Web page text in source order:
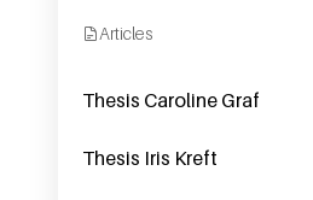
Articles
Thesis Caroline Graf
Thesis Iris Kreft